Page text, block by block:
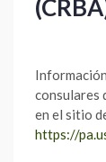
consulares
en el sitio
https://